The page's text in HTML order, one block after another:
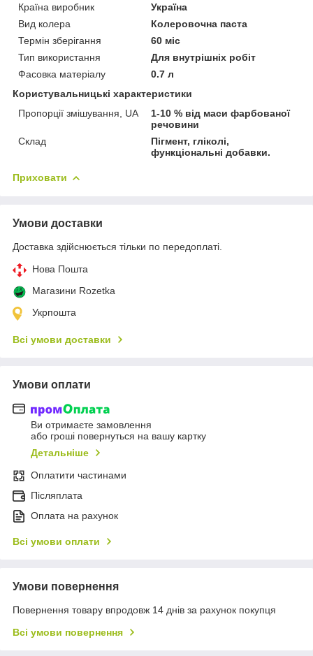
Країна виробник
Україна
Вид колера
Колеровочна паста
Термін зберігання
60 міс
Тип використання
Для внутрішніх робіт
Фасовка матеріалу
0.7 л
Користувальницькі характеристики
Пропорції змішування, UA
1-10 % від маси фарбованої
речовини
Склад
Пігмент, гліколі,
функціональні добавки.
Приховати
Умови доставки
Доставка здійснюється тільки по передоплаті.
Нова Пошта
Магазини Rozetka
Укрпошта
Всі умови доставки
Умови оплати
Ви отримаєте замовлення
або гроші повернуться на вашу картку
Детальніше
Оплатити частинами
Післяплата
Оплата на рахунок
Всі умови оплати
Умови повернення
Повернення товару впродовж 14 днів за рахунок покупця
Всі умови повернення